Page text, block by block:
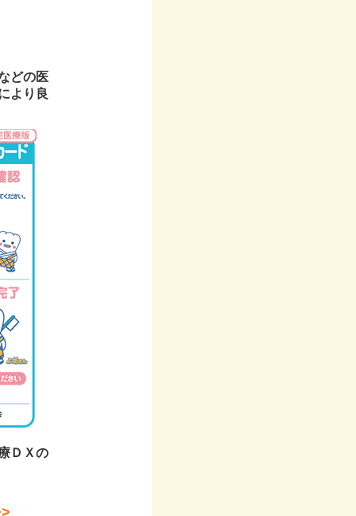
どの医
より良
ＤＸの